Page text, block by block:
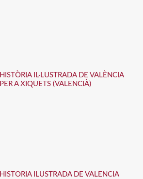
HISTÒRIA IL·LUSTRADA DE VALÈNCIA
PER A XIQUETS (VALENCIÀ)
HISTORIA ILUSTRADA DE VALENCIA